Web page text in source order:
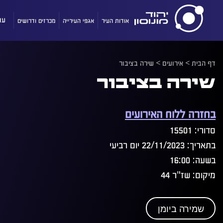
אודות העיר אגפי העירייה מכרזים ודרושים
דף הבית> אירועים > שירה בציבור
שירה בציבור
בחזרה ללוח האירועים
סדורי: 15501
בתאריך: 22/11/2023 יום רביעי
בשעה: 16:00
מיקום: שז"ר 44
שמירה ביומן